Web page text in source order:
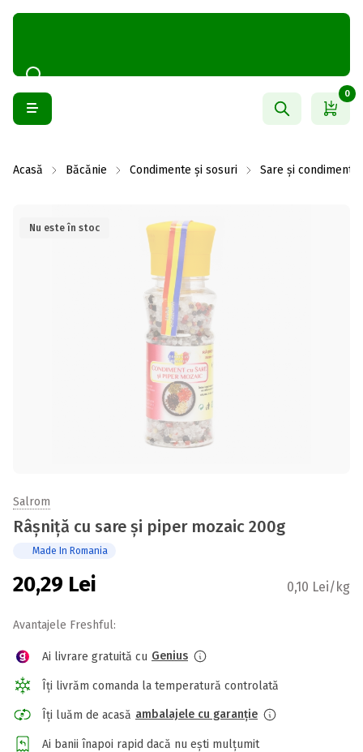
0
Acasă Băcănie Condimente și sosuri Sare și condimente
Nu este în stoc
Salrom
Râșniță cu sare și piper mozaic 200g
Made In Romania
20,29 Lei 0,10 Lei/kg
Avantajele Freshful:
Ai livrare gratuită cu Genius
Îți livrăm comanda la temperatură controlată
Îți luăm de acasă ambalajele cu garanție
Ai banii înapoi rapid dacă nu ești mulțumit